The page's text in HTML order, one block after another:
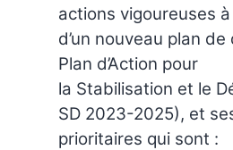
actions vigoureuses
d’un nouveau plan
Plan d’Action pour
la Stabilisation et le
SD 2023-2025), et
prioritaires qui sont :